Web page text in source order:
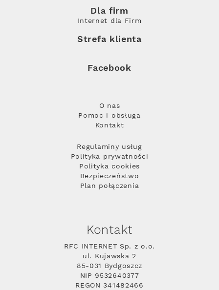
Dla firm
Internet dla Firm
Strefa klienta
Facebook
O nas
Pomoc i obsługa
Kontakt
Regulaminy usług
Polityka prywatności
Polityka cookies
Bezpieczeństwo
Plan połączenia
Kontakt
RFC INTERNET Sp. z o.o.
ul. Kujawska 2
85-031 Bydgoszcz
NIP 9532640377
REGON 341482466